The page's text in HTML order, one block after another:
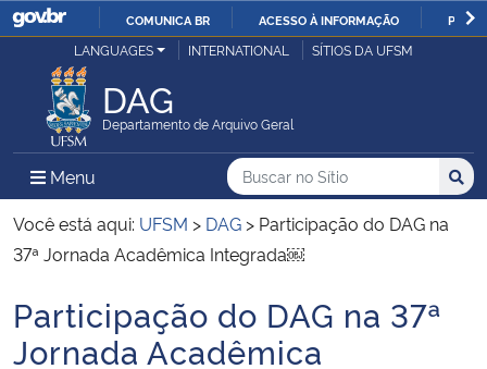
IR
COMUNICA BR ACESSO À INFORMAÇÃO
Ministério da Justiça e Segurança Pública
Ministério da Defesa
Ministério das Relações Exteriores
Ministério da Infraestrutura
LANGUAGES INTERNATIONAL SÍTIOS DA UFSM
DAG
Departamento de Arquivo Geral
Menu Menu Principal do Sítio
Busca
Buscar no no Sítio
Busca:
Você está aqui: UFSM > DAG > Participação do DAG na
37ª Jornada Acadêmica Integrada￼
Início do conteúdo
Participação do DAG na 37ª
Jornada Acadêmica